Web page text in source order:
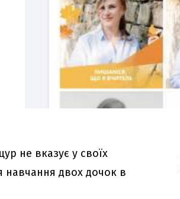
не вказує у своїх
навчання двох дочок в